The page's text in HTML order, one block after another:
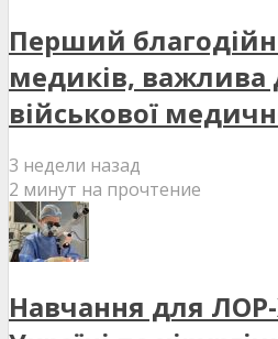
Перший
медиків, важлива
військової
3 недели назад
2 минут на прочтение
Навчання для ЛОР-